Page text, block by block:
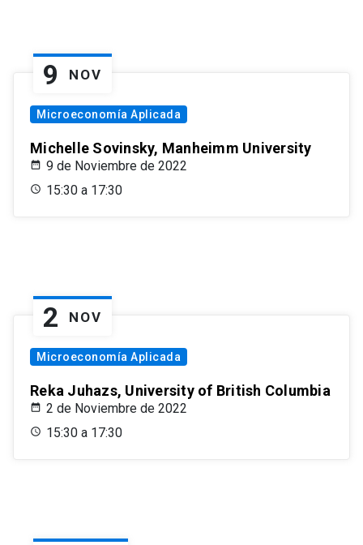
9 NOV
Microeconomía Aplicada
Michelle Sovinsky, Manheimm University
9 de Noviembre de 2022
15:30 a 17:30
2 NOV
Microeconomía Aplicada
Reka Juhazs, University of British Columbia
2 de Noviembre de 2022
15:30 a 17:30